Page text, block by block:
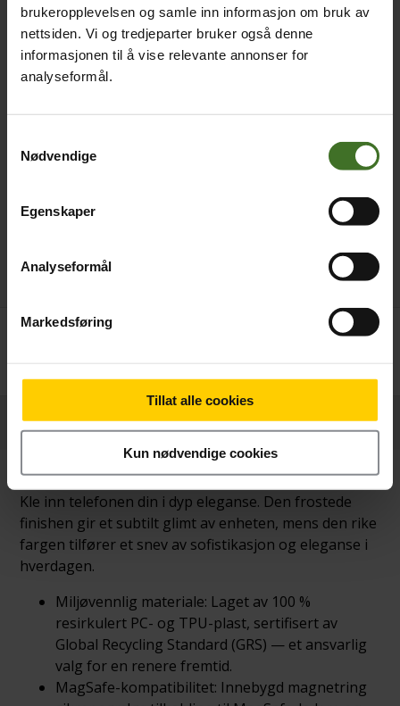
brukeropplevelsen og samle inn informasjon om bruk av
nettsiden. Vi og tredjeparter bruker også denne
informasjonen til å vise relevante annonser for
analyseformål.
Nødvendige
Egenskaper
Analyseformål
Markedsføring
Tillat alle cookies
Kun nødvendige cookies
Produktinformasjon
Kle inn telefonen din i dyp eleganse. Den frostede
finishen gir et subtilt glimt av enheten, mens den rike
fargen tilfører et snev av sofistikasjon og eleganse i
hverdagen.
Miljøvennlig materiale: Laget av 100 %
resirkulert PC- og TPU-plast, sertifisert av
Global Recycling Standard (GRS) — et ansvarlig
valg for en renere fremtid.
MagSafe-kompatibilitet: Innebygd magnetring